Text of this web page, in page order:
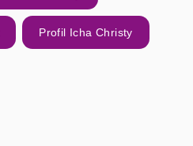
Profil Icha Christy